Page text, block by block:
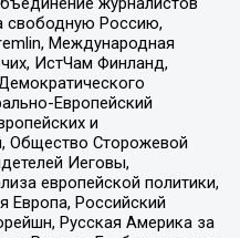
свободную Россию,
Международная
ИстЧам Финланд,
Европейский
и
Общество Сторожевой
Иеговы,
европейской политики,
Европа, Российский
Русская Америка за